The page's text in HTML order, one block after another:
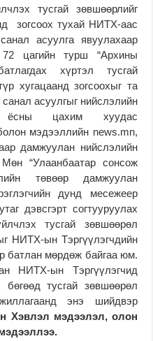
тусгай зөвшөөрлийг
зогсоох тухай НИТХ-аас
асуулга явуулахаар
цагийн турш “Архины
хүртэл тусгай
хугацаанд зогсоохыг та
асуулгыг нийслэлийн
цахим хуудас
мэдээллийн news.mn,
дамжуулан нийслэлийн
“Улаанбаатар сонсож
төвөөр дамжуулан
дунд месежеер
дэвсгэрт согтууруулах
тусгай зөвшөөрөл
НИТХ-ын Тэргүүлэгчдийн
батлан мөрдөж байгаа юм.
НИТХ-ын Тэргүүлэгчид
тусгай зөвшөөрөл
энэ шийдвэр
Хэвлэл мэдээлэл, олон